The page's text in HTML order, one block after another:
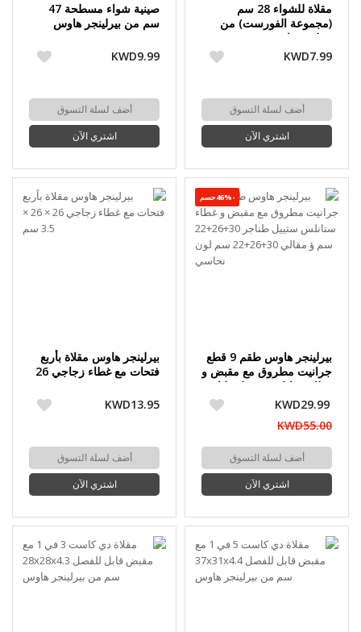
مقلاة للشواء 28 سم
(مجموعة الفورست) من
بيرلنجر هاوس
KWD7.99
أضف لسلة التسوق
اشتري الآن
صينية شواء مسطحة 47
سم من بيرلينجر هاوس
KWD9.99
أضف لسلة التسوق
اشتري الآن
-46%حسم
بيرلينجر هاوس طقم 9 قطع
جرانيت مطروق مع مقبض و
غطاء ستانلس ستييل طناجر
30+26+22 سم ؤ مقاليKWD29.99
KWD55.00
أضف لسلة التسوق
اشتري الآن
بيرلينجر هاوس مقلاة بأربع
فتحات مع غطاء زجاجي 26
KWD13.95
أضف لسلة التسوق
اشتري الآن